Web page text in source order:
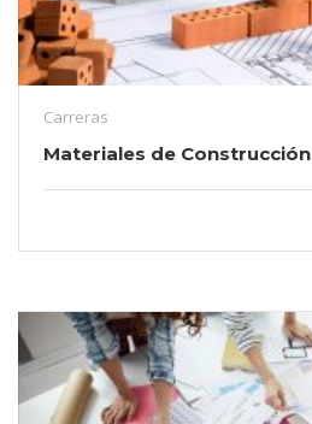
Carreras
Materiales de Construcción